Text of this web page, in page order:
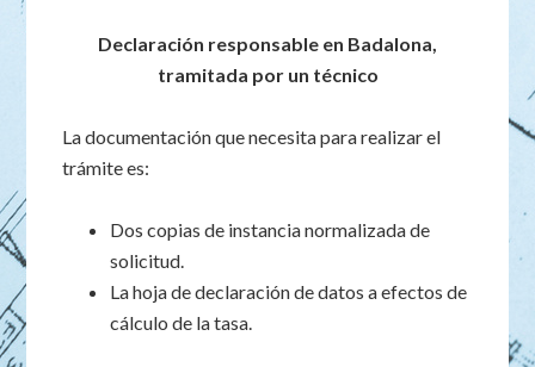
Declaración responsable en Badalona,
tramitada por un técnico
La documentación que necesita para realizar el
trámite es:
Dos copias de instancia normalizada de
solicitud.
La hoja de declaración de datos a efectos de
cálculo de la tasa.